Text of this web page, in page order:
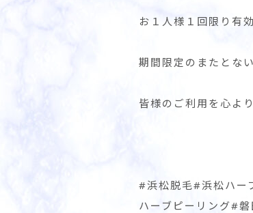
お１人様１回限り有
期間限定のまたとな
皆様のご利用を心よ
#浜松脱毛#浜松ハー
ハーブピーリング#